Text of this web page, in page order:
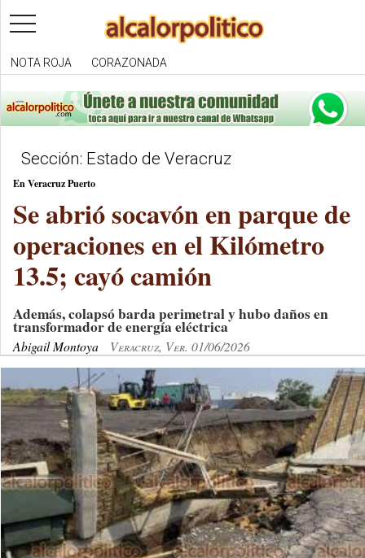
toggle
navigation
NOTA ROJA CORAZONADA
Sección: Estado de Veracruz
En Veracruz Puerto
Se abrió socavón en parque de
operaciones en el Kilómetro
13.5; cayó camión
Además, colapsó barda perimetral y hubo daños en
transformador de energía eléctrica
Abigail Montoya Veracruz, Ver. 01/06/2026